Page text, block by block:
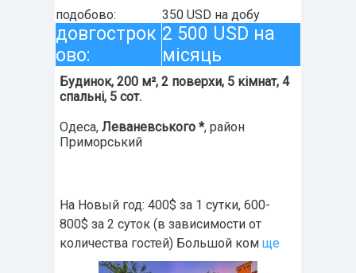
подобово:
350 USD на добу
довгострок
ово:
2 500 USD на
місяць
Будинок, 200 м², 2 поверхи, 5 кімнат, 4
спальні, 5 сот.
Одеса, Леваневського *, район
Приморський
На Новый год: 400$ за 1 сутки, 600-
800$ за 2 суток (в зависимости от
количества гостей) Большой ком ще